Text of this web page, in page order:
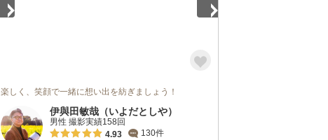
楽しく、笑顔で一緒に想い出を紡ぎましょう！
伊與田敏哉（いよだとしや）
男性 撮影実績158回
4.93
130件